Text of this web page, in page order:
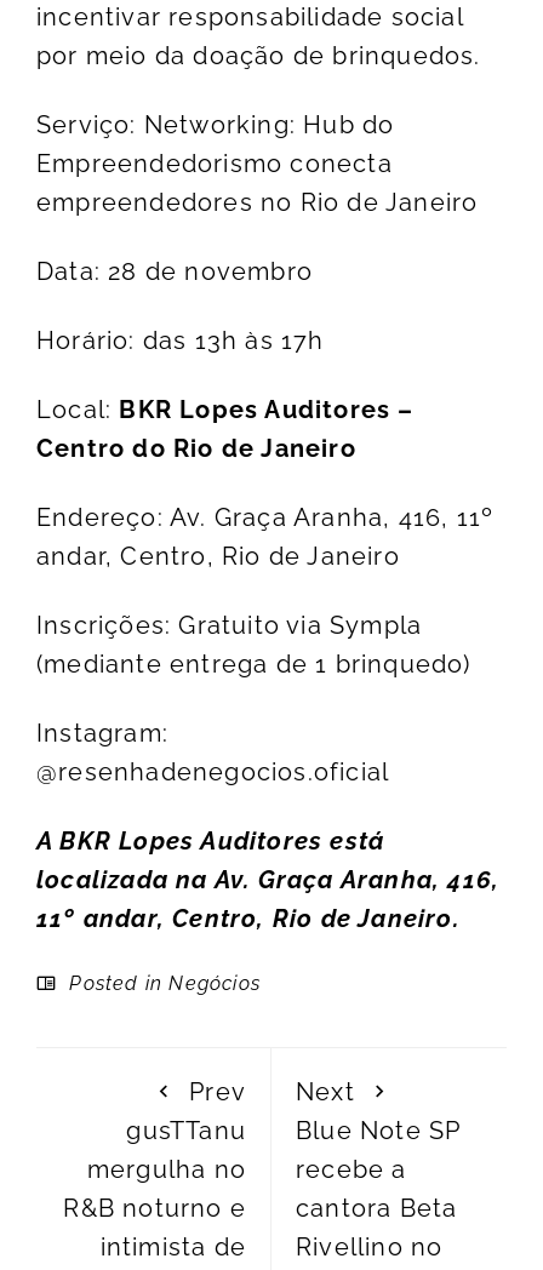
incentivar responsabilidade social
por meio da doação de brinquedos.
Serviço: Networking: Hub do
Empreendedorismo conecta
empreendedores no Rio de Janeiro
Data: 28 de novembro
Horário: das 13h às 17h
Local: BKR Lopes Auditores –
Centro do Rio de Janeiro
Endereço: Av. Graça Aranha, 416, 11º
andar, Centro, Rio de Janeiro
Inscrições: Gratuito via Sympla
(mediante entrega de 1 brinquedo)
Instagram:
@resenhadenegocios.oficial
A BKR Lopes Auditores está
localizada na Av. Graça Aranha, 416,
11º andar, Centro, Rio de Janeiro.
Posted inNegócios
Prev
gusTTanu
mergulha no
R&B noturno e
intimista de
Next
Blue Note SP
recebe a
cantora Beta
Rivellino no